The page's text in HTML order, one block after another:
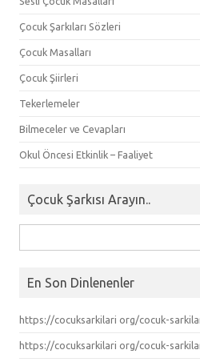
Çocuk Şarkıları Sözleri
Çocuk Masalları
Çocuk Şiirleri
Tekerlemeler
Bilmeceler ve Cevapları
Okul Öncesi Etkinlik – Faaliyet
Çocuk Şarkısı Arayın..
En Son Dinlenenler
https://cocuksarkilari org/cocuk-
https://cocuksarkilari org/cocuk-